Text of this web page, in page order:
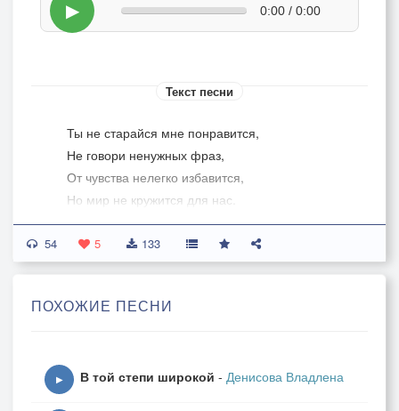
▶ 0:00 / 0:00
Текст песни
Ты не старайся мне понравится,
Не говори ненужных фраз,
От чувства нелегко избавится,
Но мир не кружится для нас.
Не закричу – в ответ молчание,
Не позову тебя во сне,
С самим собой наедине.
А помнишь,
54 5 133
ПОХОЖИЕ ПЕСНИ
▶ В той степи широкой - Денисова Владлена